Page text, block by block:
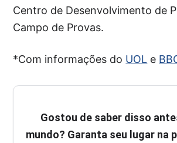
Centro de Desenvolvimento de
Campo de Provas.
*Com informações do UOL e
Gostou de saber disso
mundo? Garanta seu lugar na